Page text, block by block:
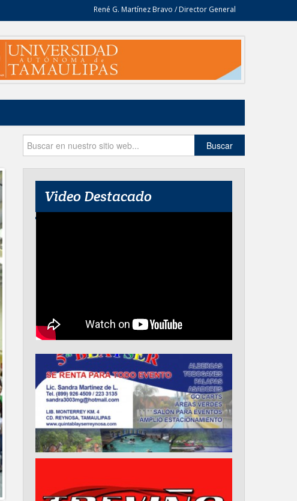
René G. Martínez Bravo / Director General
Buscar
Video Destacado